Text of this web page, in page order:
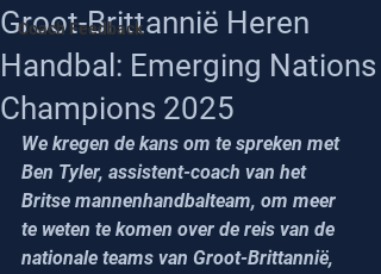
Coach Feedback
Groot-Brittannië Heren
Handbal: Emerging Nations
Champions 2025
We kregen de kans om te spreken met
Ben Tyler, assistent-coach van het
Britse mannenhandbalteam, om meer
te weten te komen over de reis van de
nationale teams van Groot-Brittannië,